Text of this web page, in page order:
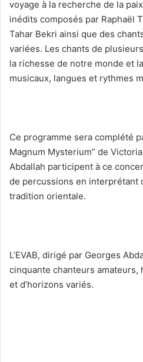
voyage à la recherche de la
inédits composés par Raphaël
Tahar Bekri ainsi que des
variées. Les chants de
la richesse de notre monde et
musicaux, langues et rythmes
Ce programme sera complété
Magnum Mysterium” de
Abdallah participent à ce
de percussions en interprétant
tradition orientale.
L’EVAB, dirigé par Georges
cinquante chanteurs amateurs,
et d’horizons variés.